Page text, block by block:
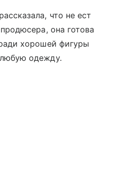
что не ест
она готова
хорошей фигуры
одежду.